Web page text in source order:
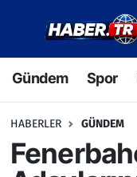
Gündem Spor
HABERLER GÜNDEM
Gündem
Spor
Hava Durumu
Trafik Durumu
Süper Lig